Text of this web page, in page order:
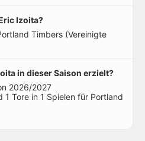
Izoita?
Timbers (Vereinigte
in dieser Saison erzielt?
2026/2027
Tore in 1 Spielen für Portland